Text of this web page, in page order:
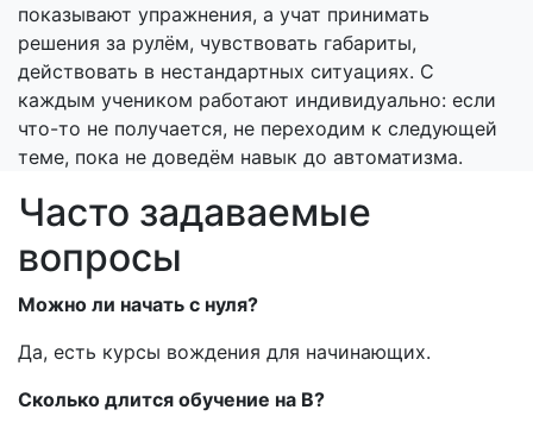
показывают упражнения, а учат принимать
решения за рулём, чувствовать габариты,
действовать в нестандартных ситуациях. С
каждым учеником работают индивидуально: если
что-то не получается, не переходим к следующей
теме, пока не доведём навык до автоматизма.
Часто задаваемые
вопросы
Можно ли начать с нуля?
Да, есть курсы вождения для начинающих.
Сколько длится обучение на B?